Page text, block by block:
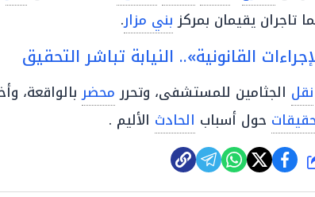
تاجران يقيمان بمركزبني مزار.
القانونية».. النيابة تباشر التحقيق
نقل الجثامين للمستشفى، وتحررمحضربالواقعة،
حول أسباب الحادث الأليم .